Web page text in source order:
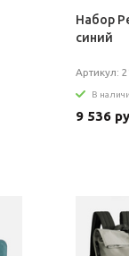
Набор
синий
Артикул:
В
9 536